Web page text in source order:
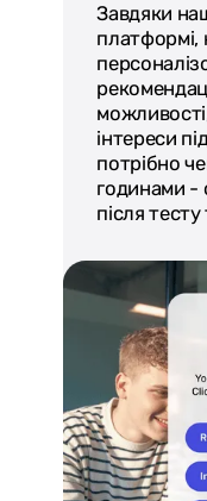
Завдяки
інтереси
потрібно
годинами -
після